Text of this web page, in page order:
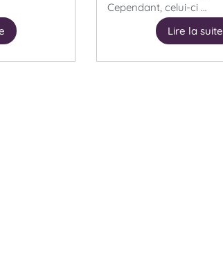
Cependant, celui-ci …
Lire la suite